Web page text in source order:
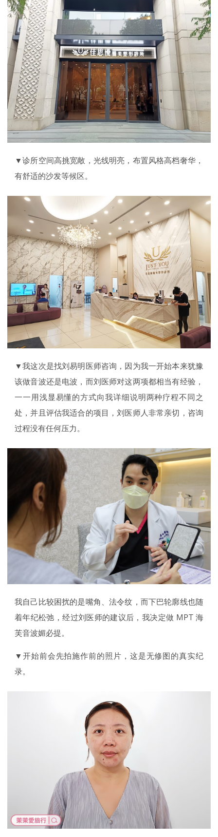
▼诊所空间高挑宽敞，光线明亮，布置风格高档奢华，
有舒适的沙发等候区。
▼我这次是找刘易明医师咨询，因为我一开始本来犹豫
该做音波还是电波，而刘医师对这两项都相当有经验，
一一用浅显易懂的方式向我详细说明两种疗程不同之
处，并且评估我适合的项目，刘医师人非常亲切，咨询
过程没有任何压力。
我自己比较困扰的是嘴角、法令纹，而下巴轮廓线也随
着年纪松弛，经过刘医师的建议后，我决定做 MPT 海
芙音波媚必提。
▼开始前会先拍施作前的照片，这是无修图的真实纪
录。